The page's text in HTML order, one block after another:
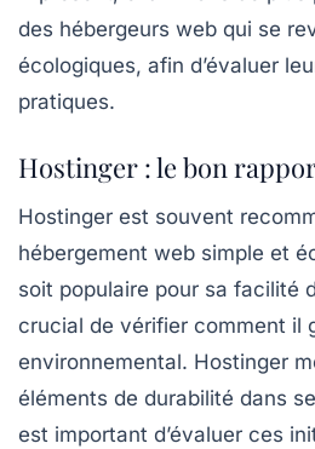
des hébergeurs web qui se
écologiques, afin d’évaluer
pratiques.
Hostinger : le bon
Hostinger est souvent
hébergement web simple et
soit populaire pour sa facilité
crucial de vérifier comment il
environnemental. Hostinger
éléments de durabilité dans
est important d’évaluer ces